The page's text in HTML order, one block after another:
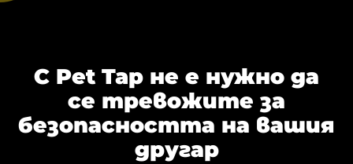
С Pet Tap не е нужно да
се тревожите за
безопасността на вашия
другар